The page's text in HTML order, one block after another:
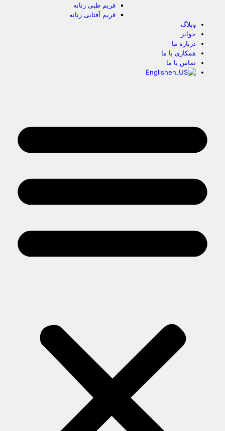
فریم طبی زنانه
فریم آفتابی زنانه
وبلاگ
جوایز
درباره ما
همکاری با ما
تماس با ما
English